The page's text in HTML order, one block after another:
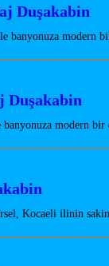
Duşakabin
banyonuza modern
Duşakabin
modern
Kocaeli ilinin